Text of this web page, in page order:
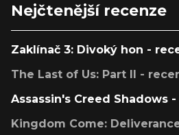
Nejčtenější recenze
Zaklínač 3: Divoký hon -
The Last of Us: Part II -
Assassin's Creed Shadows
Kingdom Come: